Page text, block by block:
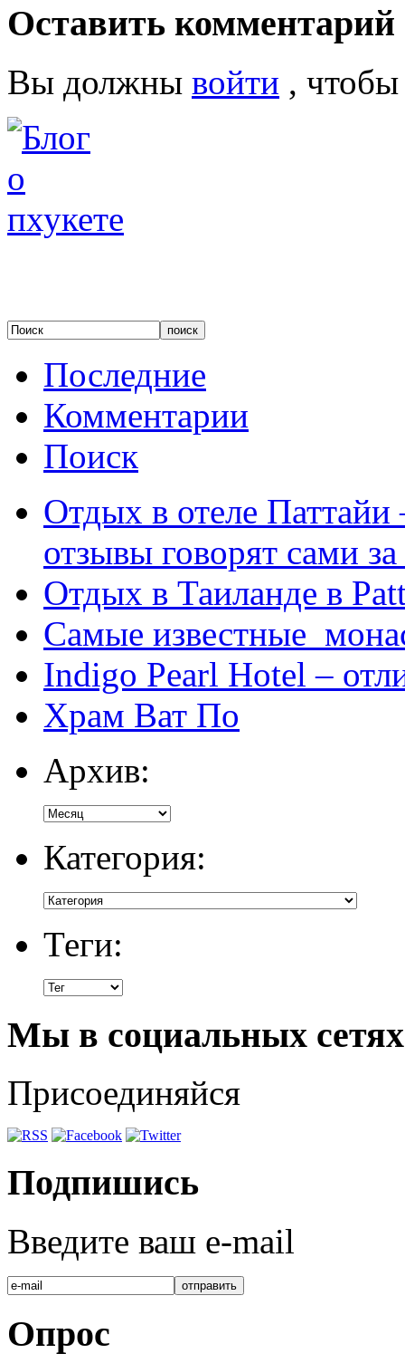
Оставить комментарий
Вы должны войти ,
Последние
Комментарии
Поиск
Отдых в отеле
отзывы говорят сами за
Отдых в Таиланде в
Самые известные
Indigo Pearl Hotel –
Храм Ват По
Архив:
Категория:
Теги:
Мы в социальных сетях
Присоединяйся
Подпишись
Введите ваш e-mail
Опрос